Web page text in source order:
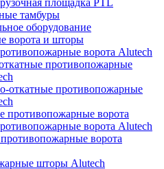
площадка PTL
тамбуры
оборудование
ворота и шторы
ворота Alutech
противопожарные
откатные противопожарные
противопожарные ворота
ворота Alutech
ворота
шторы Alutech